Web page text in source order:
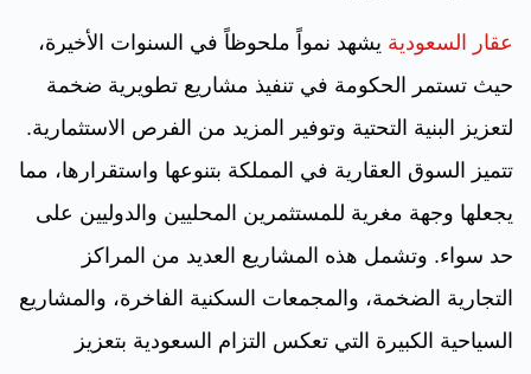
عقار السعودية يشهد نمواً ملحوظاً في السنوات الأخيرة،
حيث تستمر الحكومة في تنفيذ مشاريع تطويرية ضخمة
لتعزيز البنية التحتية وتوفير المزيد من الفرص الاستثمارية.
تتميز السوق العقارية في المملكة بتنوعها واستقرارها، مما
يجعلها وجهة مغرية للمستثمرين المحليين والدوليين على
حد سواء. وتشمل هذه المشاريع العديد من المراكز
التجارية الضخمة، والمجمعات السكنية الفاخرة، والمشاريع
السياحية الكبيرة التي تعكس التزام السعودية بتعزيز